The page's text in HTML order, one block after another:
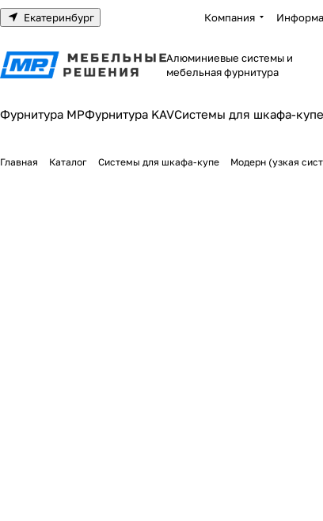
Екатеринбург Компания
Алюминиевые системы и
мебельная фурнитура
Фурнитура МРФурнитура KAVСистемы для шкафа-купе
Главная Каталог Системы для шкафа-купе Модерн (узкая